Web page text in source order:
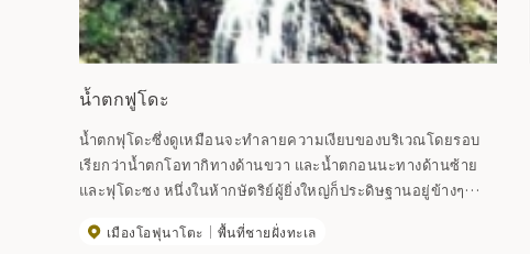
น้ำตกฟูโดะ
น้ำตกฟุโดะซึ่งดูเหมือนจะทำลายความเงียบของบริเวณโดยรอบ
เรียกว่าน้ำตกโอทากิทางด้านขวา และน้ำตกอนนะทางด้านซ้าย
และฟุโดะซง หนึ่งในห้ากษัตริย์ผู้ยิ่งใหญ่ก็ประดิษฐานอยู่ข้างๆ
ปริมาณน้ำสูงก็จะดูเหมือนกับหุบเขาโออิราเซะ นอกจากนี้ น้ำตกฟู
เมืองโอฟุนาโตะ พื้นที่ชายฝั่งทะเล